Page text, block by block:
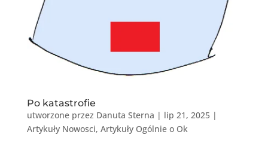
Po katastrofie
utworzone przez Danuta Sterna | lip 21, 2025|
Artykuły Nowosci, Artykuły Ogólnie o Ok